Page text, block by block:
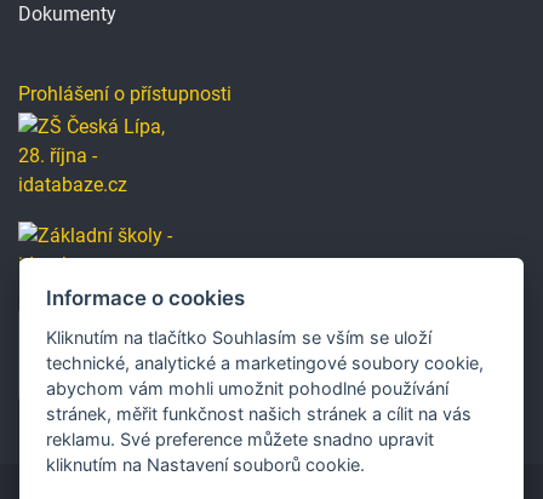
Dokumenty
Prohlášení o přístupnosti
Informace o cookies
Kliknutím na tlačítko Souhlasím se vším se uloží
technické, analytické a marketingové soubory cookie,
abychom vám mohli umožnit pohodlné používání
stránek, měřit funkčnost našich stránek a cílit na vás
reklamu. Své preference můžete snadno upravit
kliknutím na Nastavení souborů cookie.